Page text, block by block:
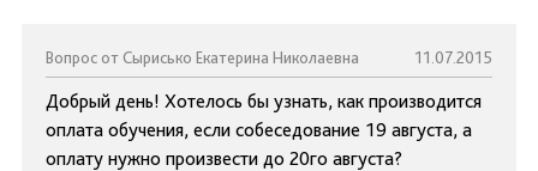
Вопрос от Сырисько Екатерина Николаевна 11.07.2015
Добрый день! Хотелось бы узнать, как производится
оплата обучения, если собеседование 19 августа, а
оплату нужно произвести до 20го августа?